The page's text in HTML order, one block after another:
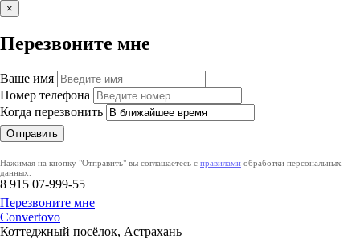
×
Перезвоните мне
Ваше имя
Номер телефона
Когда перезвонить
Нажимая на кнопку "Отправить" вы соглашаетесь с правилами обработки персональных
данных.
8 915 07-999-55
Перезвоните мне
Convertovo
Коттеджный посёлок, Астрахань